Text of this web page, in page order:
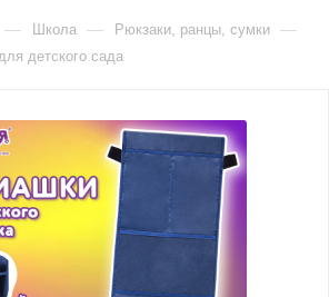
— Школа — Рюкзаки, ранцы, сумки —
детского сада